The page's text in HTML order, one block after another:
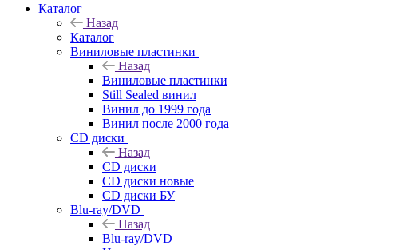
Каталог
Назад
Каталог
Виниловые пластинки
Назад
Виниловые пластинки
Still Sealed винил
Винил до 1999 года
Винил после 2000 года
CD диски
Назад
CD диски
CD диски новые
CD диски БУ
Blu-ray/DVD
Назад
Blu-ray/DVD